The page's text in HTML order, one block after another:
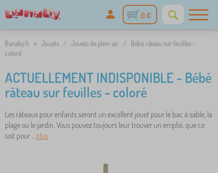
0 €
Banaby.fr » Jouets / Jouets de plein air /
Bébé râteau sur feuilles -
coloré
ACTUELLEMENT INDISPONIBLE - Bébé
râteau sur feuilles - coloré
Les râteaux pour enfants seront un excellent jouet pour le bac à sable, la
plage ou le jardin. Vous pouvez toujours leur trouver un emploi, que ce
soit pour .. plus